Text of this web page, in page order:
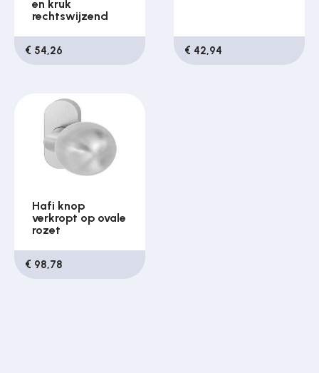
en kruk
rechtswijzend
€ 54,26 € 42,94
Hafi knop
verkropt op ovale
rozet
€ 98,78